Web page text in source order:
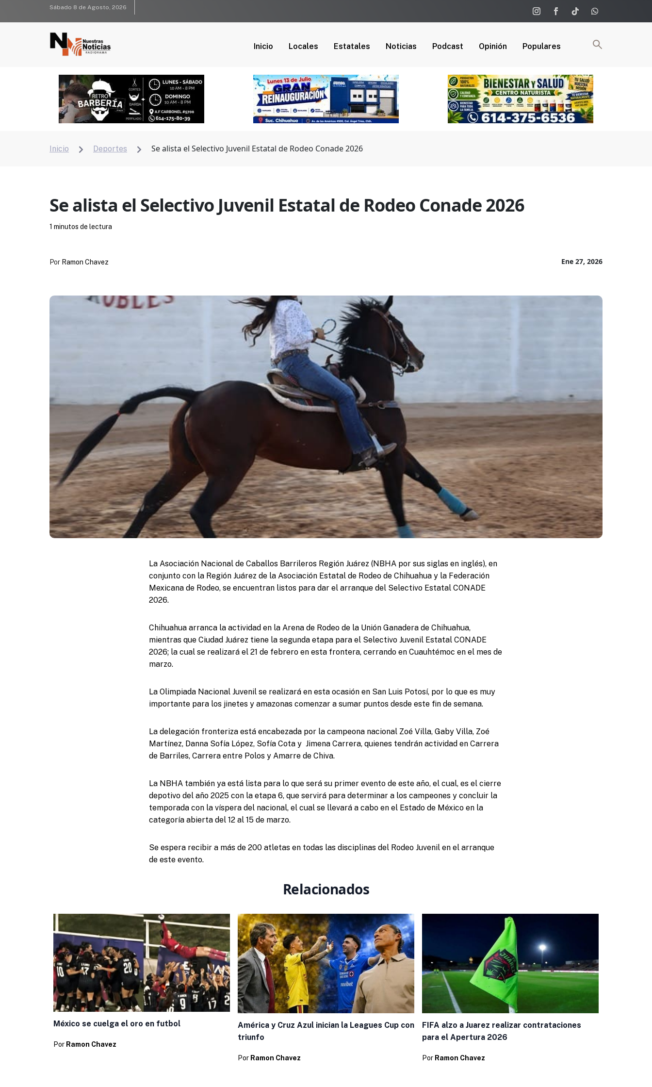
Sábado 8 de Agosto, 2026
Inicio Locales Estatales Noticias Podcast Opinión Populares
Inicio  Deportes  Se alista el Selectivo Juvenil Estatal de Rodeo Conade 2026
Se alista el Selectivo Juvenil Estatal de Rodeo Conade 2026
Ene 27, 2026
Por Ramon Chavez
1 minutos de lectura
La Asociación Nacional de Caballos Barrileros Región Juárez (NBHA por sus siglas en inglés), en
conjunto con la Región Juárez de la Asociación Estatal de Rodeo de Chihuahua y la Federación
Mexicana de Rodeo, se encuentran listos para dar el arranque del Selectivo Estatal CONADE
2026.
Chihuahua arranca la actividad en la Arena de Rodeo de la Unión Ganadera de Chihuahua,
mientras que Ciudad Juárez tiene la segunda etapa para el Selectivo Juvenil Estatal CONADE
2026; la cual se realizará el 21 de febrero en esta frontera, cerrando en Cuauhtémoc en el mes de
marzo.
La Olimpiada Nacional Juvenil se realizará en esta ocasión en San Luis Potosí, por lo que es muy
importante para los jinetes y amazonas comenzar a sumar puntos desde este fin de semana.
La delegación fronteriza está encabezada por la campeona nacional Zoé Villa, Gaby Villa, Zoé
Martínez, Danna Sofía López, Sofía Cota y Jimena Carrera, quienes tendrán actividad en Carrera
de Barriles, Carrera entre Polos y Amarre de Chiva.
La NBHA también ya está lista para lo que será su primer evento de este año, el cual, es el cierre
depotivo del año 2025 con la etapa 6, que servirá para determinar a los campeones y concluir la
temporada con la víspera del nacional, el cual se llevará a cabo en el Estado de México en la
categoría abierta del 12 al 15 de marzo.
Se espera recibir a más de 200 atletas en todas las disciplinas del Rodeo Juvenil en el arranque
de este evento.
Relacionados
México se cuelga el oro en futbol
Por Ramon Chavez
América y Cruz Azul inician la Leagues Cup con
triunfo
Por Ramon Chavez
FIFA alzo a Juarez realizar contrataciones
para el Apertura 2026
Por Ramon Chavez